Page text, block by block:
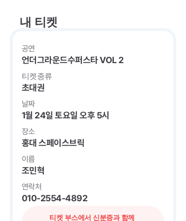
내 티켓
공연
언더그라운드수퍼스타 VOL 2
티켓종류
초대권
날짜
1월 24일 토요일 오후 5시
장소
홍대 스페이스브릭
이름
조민혁
연락처
010-2554-4892
티켓 부스에서 신분증과 함께